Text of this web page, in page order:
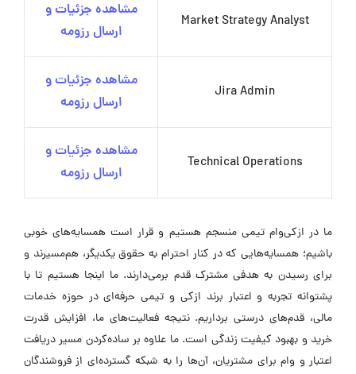
Market Strategy Analyst
مشاهده جزئیات و
ارسال رزومه
Jira Admin
مشاهده جزئیات و
ارسال رزومه
Technical Operations
مشاهده جزئیات و
ارسال رزومه
ما در ازکی‌وام تیمی منسجم هستیم و قرار است همسایه‌های خوبی
باشیم؛ همسایه‌هایی که در کنار احترام به حقوق یکدیگر، هم‌مسیرند و
برای رسیدن به هدفی مشترک قدم برمی‌دارند. ما اینجا هستیم تا با
پشتوانه تجربه و اعتبار برند ازکی و تیمی حرفه‌ای در حوزه خدمات
مالی، قدم‌های درستی برداریم. نتیجه فعالیت‌های ما، افزایش قدرت
خرید و بهبود کیفیت زندگی است. ما علاوه بر ساده‌کردن مسیر دریافت
اعتبار و وام برای مشتریان، آن‌ها را به شبکه گسترده‌ای از فروشندگان